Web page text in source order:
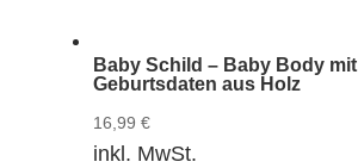
Baby Schild – Baby Body mit
Geburtsdaten aus Holz
16,99 €
inkl. MwSt.